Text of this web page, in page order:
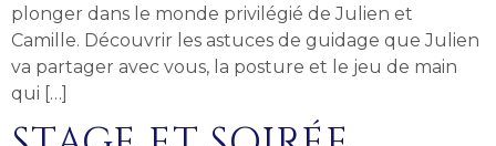
plonger dans le monde privilégié de Julien et
Camille. Découvrir les astuces de guidage que Julien
va partager avec vous, la posture et le jeu de main
qui […]